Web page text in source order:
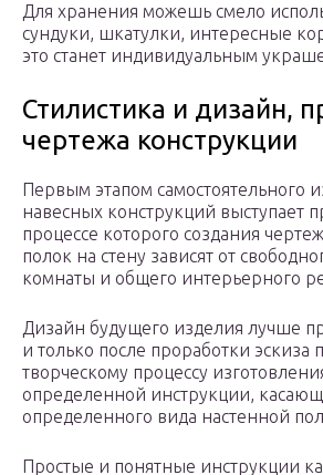
Для хранения можешь смело
сундуки, шкатулки, интересные
это станет индивидуальным
Стилистика и дизайн,
чертежа конструкции
Первым этапом самостоятельного
навесных конструкций выступает
процессе которого создания
полок на стену зависят от
комнаты и общего интерьерного
Дизайн будущего изделия лучше
и только после проработки эскиза
творческому процессу
определенной инструкции,
определенного вида настенной
Простые и понятные инструкции